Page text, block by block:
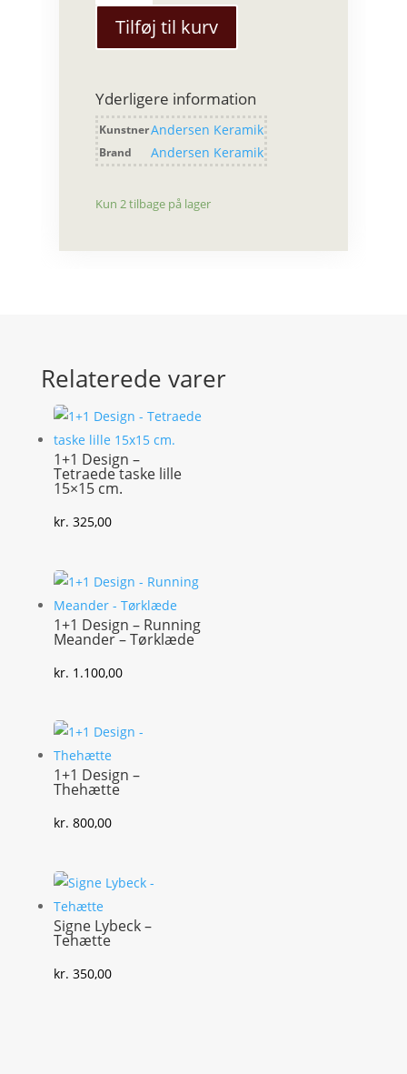
650
Øjenåbner
antal
Tilføj til kurv
Yderligere information
KunstnerAndersen Keramik
Brand Andersen Keramik
Kun 2 tilbage på lager
Relaterede varer
1+1 Design –
Tetraede taske lille
15×15 cm.
kr. 325,00
1+1 Design – Running
Meander – Tørklæde
kr. 1.100,00
1+1 Design –
Thehætte
kr. 800,00
Signe Lybeck –
Tehætte
kr. 350,00